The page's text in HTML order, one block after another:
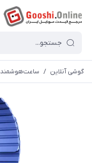
گوشی آنلاین / ساعت‌هوشمند